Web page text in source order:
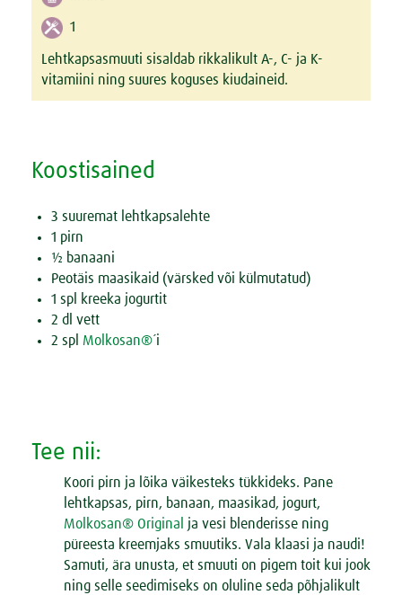
1
Lehtkapsasmuuti sisaldab rikkalikult A-, C- ja K-
vitamiini ning suures koguses kiudaineid.
Koostisained
3 suuremat lehtkapsalehte
1 pirn
½ banaani
Peotäis maasikaid (värsked või külmutatud)
1 spl kreeka jogurtit
2 dl vett
2 splMolkosan®´i
Tee nii:
Koori pirn ja lõika väikesteks tükkideks. Pane
lehtkapsas, pirn, banaan, maasikad, jogurt,
Molkosan® Original
ja vesi blenderisse ning
püreesta kreemjaks smuutiks. Vala klaasi ja naudi!
Samuti, ära unusta, et smuuti on pigem toit kui jook
ning selle seedimiseks on oluline seda põhjalikult